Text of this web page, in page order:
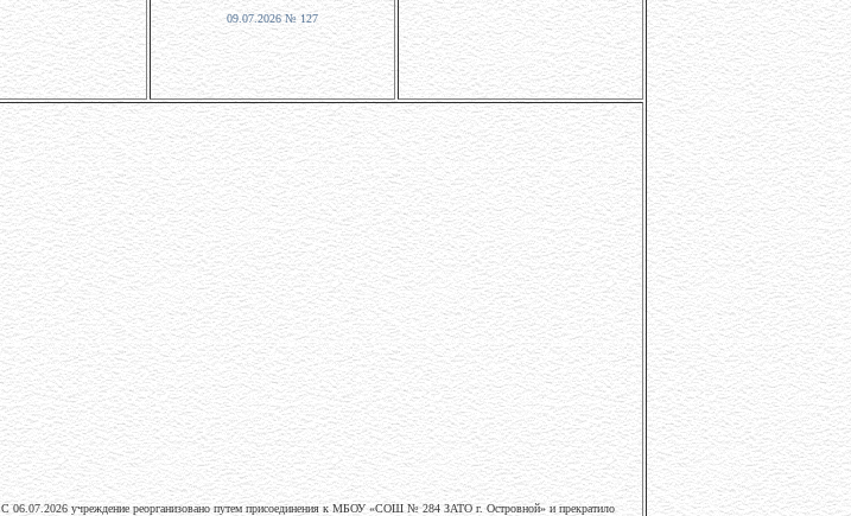
09.07.2026 № 127
С 06.07.2026 учреждение реорганизовано путем присоединения к МБОУ «СОШ № 284 ЗАТО г. Островной» и прекратило